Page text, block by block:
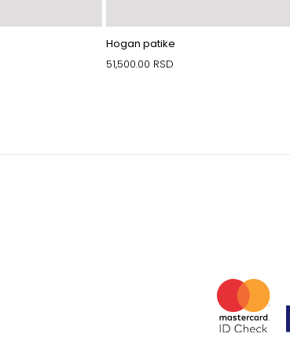
Hogan patike
51,500.00 RSD